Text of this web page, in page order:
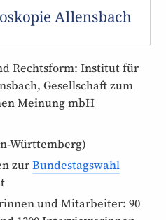
Rechts­form: Institut für
Gesellschaft zum
Meinung mbH
Württemberg)
zurBundestags­wahl
und Mitarbeiter: 90